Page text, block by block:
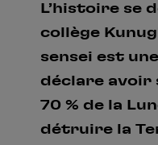
L’histoire se
collège
sensei est
déclare
70 % de la
détruire la